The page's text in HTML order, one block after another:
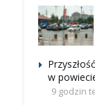
w
9 godzin